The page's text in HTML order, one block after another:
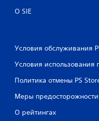
О SIE
Условия обслуживания
Условия использования
Политика отмены PS
Меры предосторожности
О рейтингах